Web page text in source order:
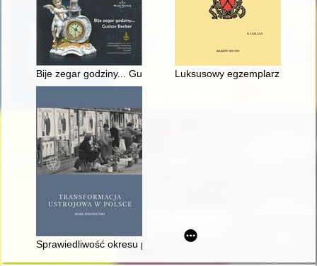
Bije zegar godziny... Gustav Becker : wystawa zegarów
Luksusowy egzemplarz "Dei
Sprawiedliwość okresu przejściowego i model rozliczenia z